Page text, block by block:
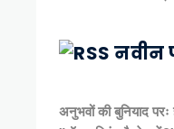
नवीन
अनुभवों की बुनियाद